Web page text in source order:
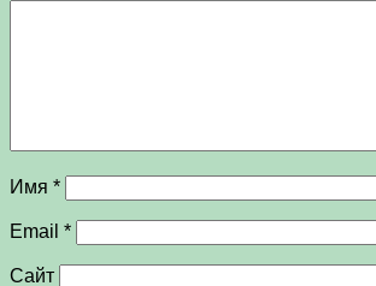
Имя *
Email *
Сайт